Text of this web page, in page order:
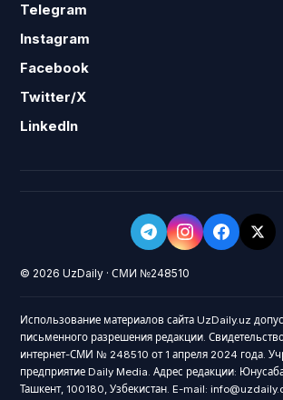
Telegram
Instagram
Facebook
Twitter/X
LinkedIn
© 2026 UzDaily · СМИ №248510
Использование материалов сайта UzDaily.uz
письменного разрешения редакции.
интернет-СМИ № 248510 от 1 апреля 2024 года.
предприятие Daily Media. Адрес редакции:
Ташкент, 100180, Узбекистан. E-mail: